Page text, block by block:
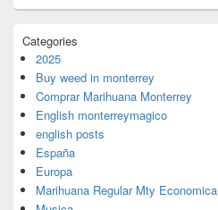
Categories
2025
Buy weed in monterrey
Comprar Marihuana Monterrey
English monterreymagico
english posts
España
Europa
Marihuana Regular Mty Economica